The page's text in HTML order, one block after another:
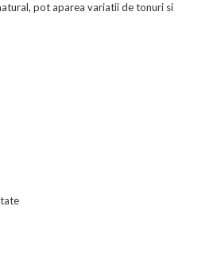
pot aparea variatii de tonuri si